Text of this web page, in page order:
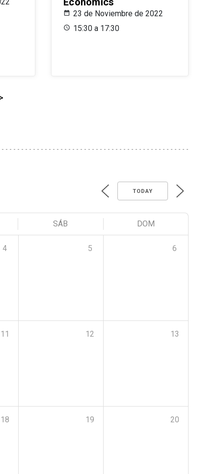
23 de Noviembre de 2022
15:30 a 17:30
TODAY
SÁB DOM
4 5 6
11 12 13
18 19 20